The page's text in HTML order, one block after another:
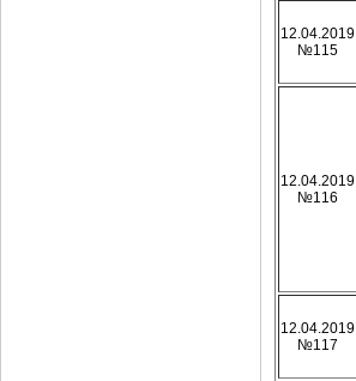
12.04.2019
№115
12.04.2019
№116
12.04.2019
№117